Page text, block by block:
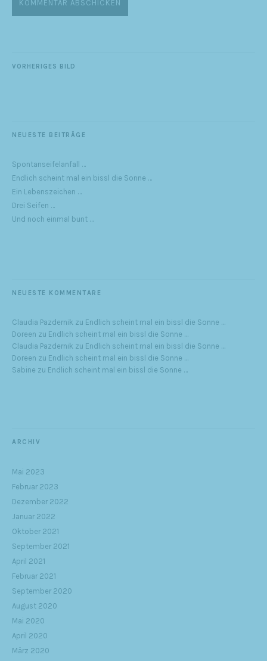
VORHERIGES BILD
NEUESTE BEITRÄGE
Spontanseifelanfall …
Endlich scheint mal ein bissl die Sonne …
Ein Lebenszeichen …
Drei Seifen …
Und noch einmal bunt …
NEUESTE KOMMENTARE
Claudia Pazdernik zu Endlich scheint mal ein bissl die Sonne …
Doreen zu Endlich scheint mal ein bissl die Sonne …
Claudia Pazdernik zu Endlich scheint mal ein bissl die Sonne …
Doreen zu Endlich scheint mal ein bissl die Sonne …
Sabine zu Endlich scheint mal ein bissl die Sonne …
ARCHIV
Mai 2023
Februar 2023
Dezember 2022
Januar 2022
Oktober 2021
September 2021
April 2021
Februar 2021
September 2020
August 2020
Mai 2020
April 2020
März 2020